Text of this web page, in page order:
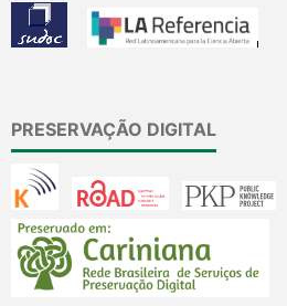
PRESERVAÇÃO DIGITAL